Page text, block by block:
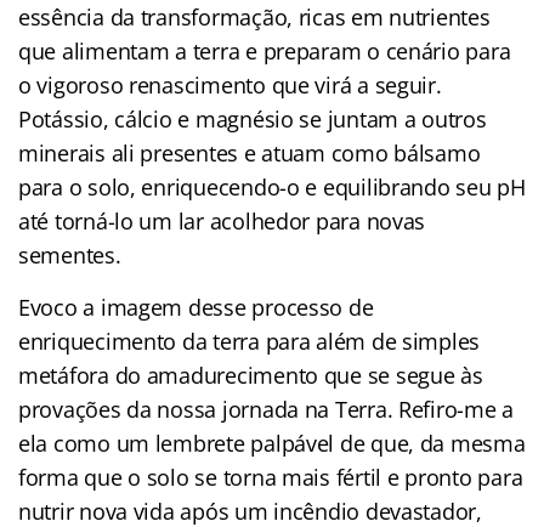
essência da transformação, ricas em nutrientes
que alimentam a terra e preparam o cenário para
o vigoroso renascimento que virá a seguir.
Potássio, cálcio e magnésio se juntam a outros
minerais ali presentes e atuam como bálsamo
para o solo, enriquecendo-o e equilibrando seu pH
até torná-lo um lar acolhedor para novas
sementes.
Evoco a imagem desse processo de
enriquecimento da terra para além de simples
metáfora do amadurecimento que se segue às
provações da nossa jornada na Terra. Refiro-me a
ela como um lembrete palpável de que, da mesma
forma que o solo se torna mais fértil e pronto para
nutrir nova vida após um incêndio devastador,